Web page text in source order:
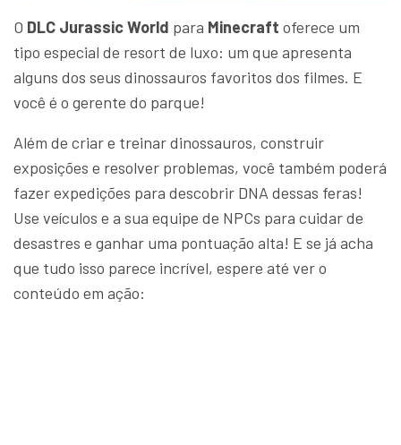
O DLC Jurassic World para Minecraft oferece um
tipo especial de resort de luxo: um que apresenta
alguns dos seus dinossauros favoritos dos filmes. E
você é o gerente do parque!
Além de criar e treinar dinossauros, construir
exposições e resolver problemas, você também poderá
fazer expedições para descobrir DNA dessas feras!
Use veículos e a sua equipe de NPCs para cuidar de
desastres e ganhar uma pontuação alta! E se já acha
que tudo isso parece incrível, espere até ver o
conteúdo em ação: